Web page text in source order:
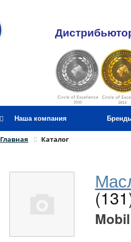
Наша компания
Главная Каталог
Mobil